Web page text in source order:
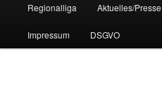
Regionalliga Aktuelles/Presse
Impressum DSGVO